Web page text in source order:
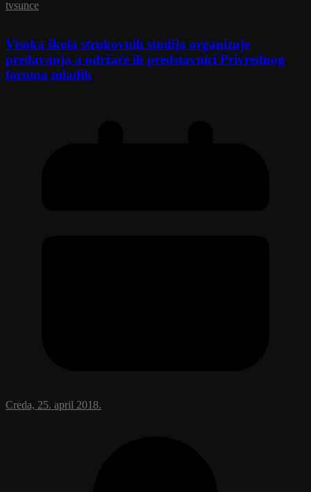
tvsunce
Visoka škola strukovnih studija organizuje
predavanja a održaće ih predstavnici Privrednog
foruma mladih
Creda, 25. april 2018.